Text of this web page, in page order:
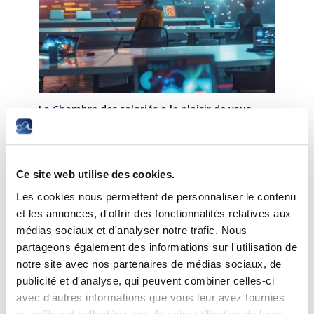
Ce site web utilise des cookies.
Les cookies nous permettent de personnaliser le contenu
et les annonces, d'offrir des fonctionnalités relatives aux
médias sociaux et d'analyser notre trafic. Nous
partageons également des informations sur l'utilisation de
notre site avec nos partenaires de médias sociaux, de
publicité et d'analyse, qui peuvent combiner celles-ci
avec d'autres informations que vous leur avez fournies
La Chambre des salariés a le plaisir de vous
Les technologies numériques dans
l’éducation : risques et
opportunités
L’exemple des États-Unis, les résultats de
recherches de la Fédération américaine des
enseignants, AFT
Date :Mercredi, 4 décembre 2024 à 18h30
Lieu :Chambre des salariés, 2-4 rue Pierre Hentges,